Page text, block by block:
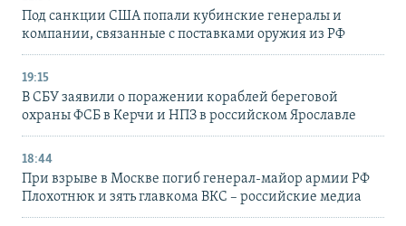
Под санкции США попали кубинские генералы и
компании, связанные с поставками оружия из РФ
19:15
В СБУ заявили о поражении кораблей береговой
охраны ФСБ в Керчи и НПЗ в российском Ярославле
18:44
При взрыве в Москве погиб генерал-майор армии РФ
Плохотнюк и зять главкома ВКС – российские медиа